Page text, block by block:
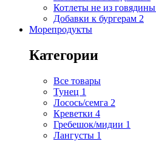
Котлеты не из говядины
Добавки к бургерам 2
Морепродукты
Категории
Все товары
Тунец 1
Лосось/семга 2
Креветки 4
Гребешок/мидии 1
Лангусты 1